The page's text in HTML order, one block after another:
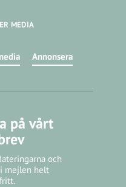
MEDIA
Annonsera
på vårt
och
mejlen helt